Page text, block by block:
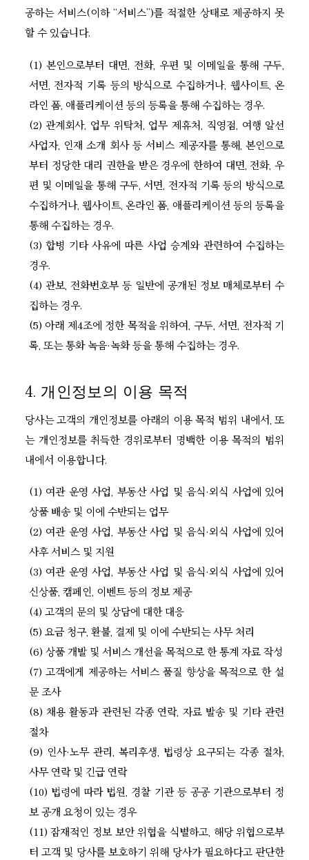
공하는 서비스(이하 “서비스”)를 적절한 상태로 제공하지 못
할 수 있습니다.
(1) 본인으로부터 대면, 전화, 우편 및 이메일을 통해 구두,
서면, 전자적 기록 등의 방식으로 수집하거나, 웹사이트, 온
라인 폼, 애플리케이션 등의 등록을 통해 수집하는 경우.
(2) 관계회사, 업무 위탁처, 업무 제휴처, 직영점, 여행 알선
사업자, 인재 소개 회사 등 서비스 제공자를 통해, 본인으로
부터 정당한 대리 권한을 받은 경우에 한하여 대면, 전화, 우
편 및 이메일을 통해 구두, 서면, 전자적 기록 등의 방식으로
수집하거나, 웹사이트, 온라인 폼, 애플리케이션 등의 등록을
통해 수집하는 경우.
(3) 합병 기타 사유에 따른 사업 승계와 관련하여 수집하는
경우.
(4) 관보, 전화번호부 등 일반에 공개된 정보 매체로부터 수
집하는 경우.
(5) 아래 제4조에 정한 목적을 위하여, 구두, 서면, 전자적 기
록, 또는 통화 녹음·녹화 등을 통해 수집하는 경우.
4. 개인정보의 이용 목적
당사는 고객의 개인정보를 아래의 이용 목적 범위 내에서, 또
는 개인정보를 취득한 경위로부터 명백한 이용 목적의 범위
내에서 이용합니다.
(1) 여관 운영 사업, 부동산 사업 및 음식·외식 사업에 있어
상품 배송 및 이에 수반되는 업무
(2) 여관 운영 사업, 부동산 사업 및 음식·외식 사업에 있어
사후 서비스 및 지원
(3) 여관 운영 사업, 부동산 사업 및 음식·외식 사업에 있어
신상품, 캠페인, 이벤트 등의 정보 제공
(4) 고객의 문의 및 상담에 대한 대응
(5) 요금 청구, 환불, 결제 및 이에 수반되는 사무 처리
(6) 상품 개발 및 서비스 개선을 목적으로 한 통계 자료 작성
(7) 고객에게 제공하는 서비스 품질 향상을 목적으로 한 설
문 조사
(8) 채용 활동과 관련된 각종 연락, 자료 발송 및 기타 관련
절차
(9) 인사·노무 관리, 복리후생, 법령상 요구되는 각종 절차,
사무 연락 및 긴급 연락
(10) 법령에 따라 법원, 경찰 기관 등 공공 기관으로부터 정
보 공개 요청이 있는 경우
(11) 잠재적인 정보 보안 위협을 식별하고, 해당 위협으로부
터 고객 및 당사를 보호하기 위해 당사가 필요하다고 판단한